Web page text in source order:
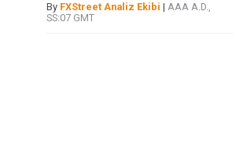
By FXStreet Analiz Ekibi | AAA A.D.,
SS:07 GMT